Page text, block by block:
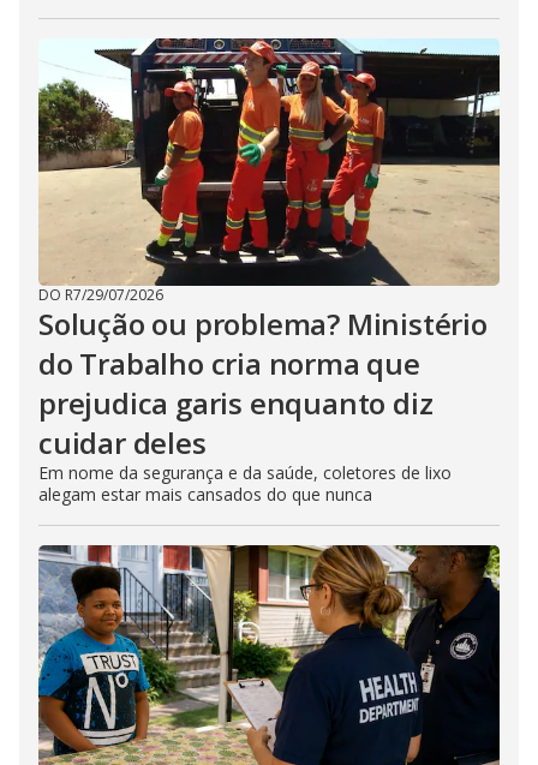
DO R7/29/07/2026
Solução ou problema? Ministério
do Trabalho cria norma que
prejudica garis enquanto diz
cuidar deles
Em nome da segurança e da saúde, coletores de lixo
alegam estar mais cansados do que nunca